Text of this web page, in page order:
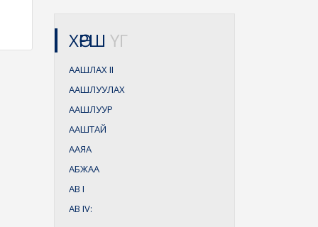
ХӨРШ ҮГ
ААШЛАХII
ААШЛУУЛАХ
ААШЛУУР
ААШТАЙ
ААЯА
АБЖАА
АВ I
АВ IV: